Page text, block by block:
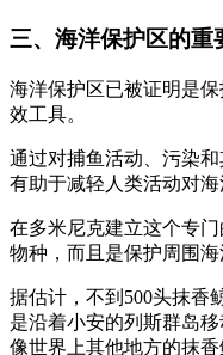
三、海洋保护区的重
海洋保护区已被证明是
效工具。
通过对捕鱼活动、污染
有助于减轻人类活动对海
在多米尼克建立这个专
物种，而且是保护周围海
据估计，不到500头抹香
是沿着小安的列斯群岛
像世界上其他地方的抹香